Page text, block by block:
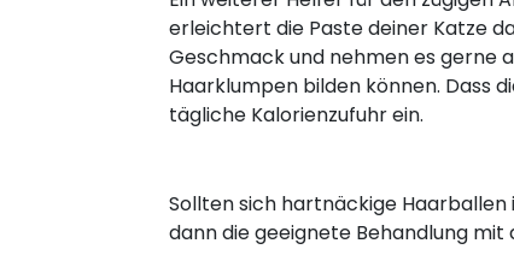
erleichtert die Paste deiner Katze
Geschmack und nehmen es gerne
Haarklumpen bilden können. Dass
tägliche Kalorienzufuhr ein.
Sollten sich hartnäckige
dann die geeignete Behandlung mit